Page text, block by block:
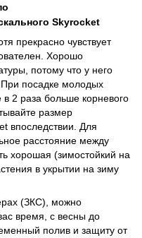
Skyrocket
прекрасно чувствует
Хорошо
потому что у него
При посадке молодых
2 раза больше корневого
размер
впоследствии. Для
расстояние между
хорошая (зимостойкий на
в укрытии на зиму
(ЗКС), можно
время, с весны до
полив и защиту от